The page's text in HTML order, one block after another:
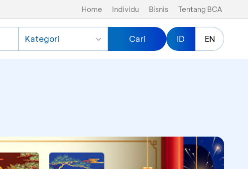
Home Individu Bisnis Tentang BCA
Kategori Cari ID EN